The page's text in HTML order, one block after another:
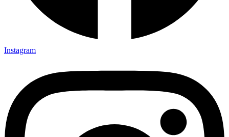
Instagram